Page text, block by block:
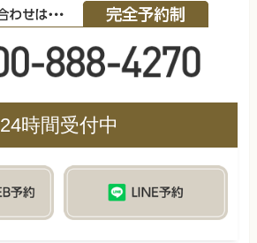
24時間受付中